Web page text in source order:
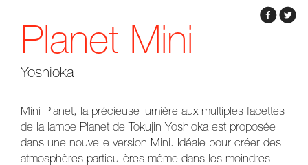
Planet Mini
Yoshioka
Mini Planet, la précieuse lumière aux multiples facettes
de la lampe Planet de Tokujin Yoshioka est proposée
dans une nouvelle version Mini. Idéale pour créer des
atmosphères particulières même dans les moindres